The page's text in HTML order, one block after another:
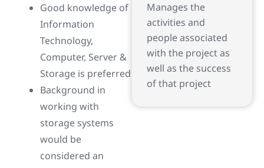
Good knowledge of
Information
Technology,
Computer, Server &
Storage is preferred
Background in
working with
storage systems
would be
considered an
Manages the
activities and
people associated
with the project as
well as the success
of that project